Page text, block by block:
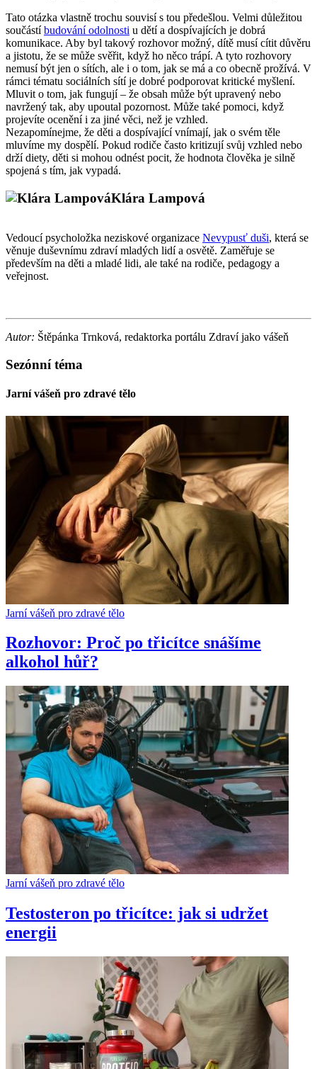
Tato otázka vlastně trochu souvisí s tou předešlou. Velmi důležitou
součástíbudování odolnosti u dětí a dospívajících je dobrá
komunikace. Aby byl takový rozhovor možný, dítě musí cítit důvěru
a jistotu, že se může svěřit, když ho něco trápí. A tyto rozhovory
nemusí být jen o sítích, ale i o tom, jak se má a co obecně prožívá. V
rámci tématu sociálních sítí je dobré podporovat kritické myšlení.
Mluvit o tom, jak fungují – že obsah může být upravený nebo
navržený tak, aby upoutal pozornost. Může také pomoci, když
projevíte ocenění i za jiné věci, než je vzhled.
Nezapomínejme, že děti a dospívající vnímají, jak o svém těle
mluvíme my dospělí. Pokud rodiče často kritizují svůj vzhled nebo
drží diety, děti si mohou odnést pocit, že hodnota člověka je silně
spojená s tím, jak vypadá.
Klára Lampová
Vedoucí psycholožka neziskové organizace Nevypusť duši, která se
věnuje duševnímu zdraví mladých lidí a osvětě. Zaměřuje se
především na děti a mladé lidi, ale také na rodiče, pedagogy a
veřejnost.
Autor: Štěpánka Trnková, redaktorka portálu Zdraví jako vášeň
Sezónní téma
Jarní vášeň pro zdravé tělo
Jarní vášeň pro zdravé tělo
Rozhovor: Proč po třicítce snášíme
alkohol hůř?
Jarní vášeň pro zdravé tělo
Testosteron po třicítce: jak si udržet
energii